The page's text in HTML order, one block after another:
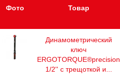
Фото Товар
Динамометрический
ключ
ERGOTORQUE®precision
1/2'' с трещоткой и...